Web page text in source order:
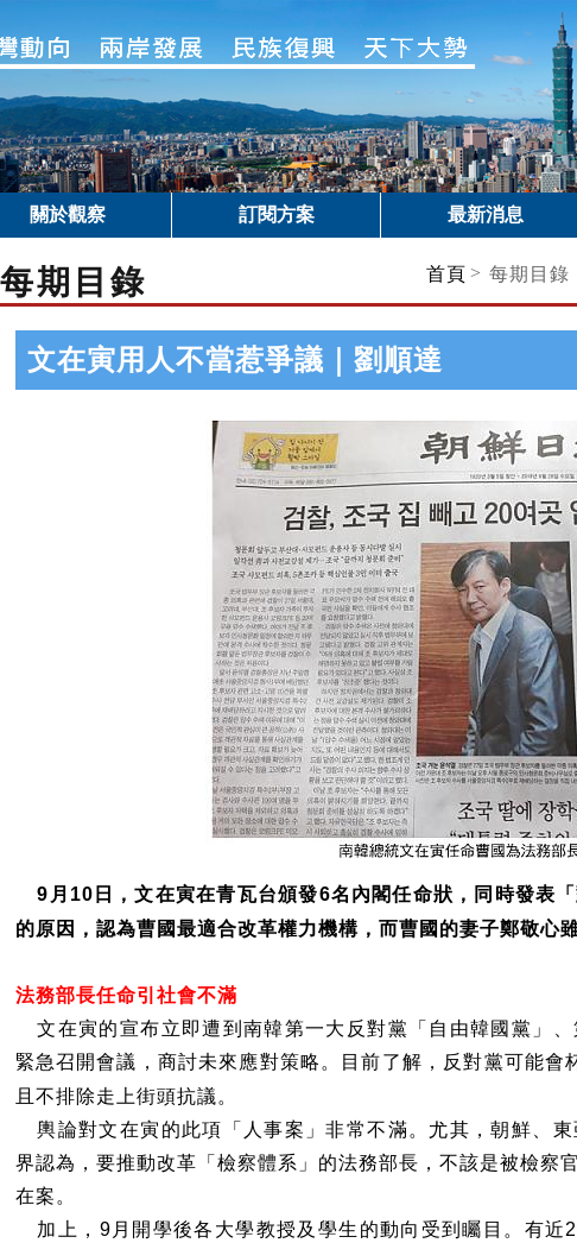
關於觀察 訂閱方案 最新消息
每期目錄 首頁 > 每期目錄
文在寅用人不當惹爭議｜劉順達
9 月 10日，文在寅在青瓦台頒發6名內閣任命狀，同時發表
的原因，認為曹國最適合改革權力機構，而曹國的妻子鄭敬心
法務部長任命引社會不滿
文在寅的宣布立即遭到南韓第一大反對黨「自由韓國黨」
緊急召開會議，商討未來應對策略。目前了解，反對黨可能會
且不排除走上街頭抗議。
輿論對文在寅的此項「人事案」非常不滿。尤其，朝鮮、
界認為，要推動改革「檢察體系」的法務部長，不該是被檢察
在案。
加上， 9月開學後各大學教授及學生的動向受到矚目。有近